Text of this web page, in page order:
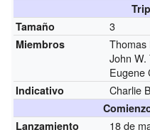
Tamaño
3
Miembros
Thomas
John W.
Eugene
Indicativo Charlie
Lanzamiento
18 de